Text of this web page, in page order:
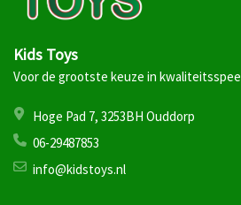
Kids Toys
Voor de grootste keuze in
Hoge Pad 7, 3253BH Ouddorp
06-29487853
info@kidstoys.nl